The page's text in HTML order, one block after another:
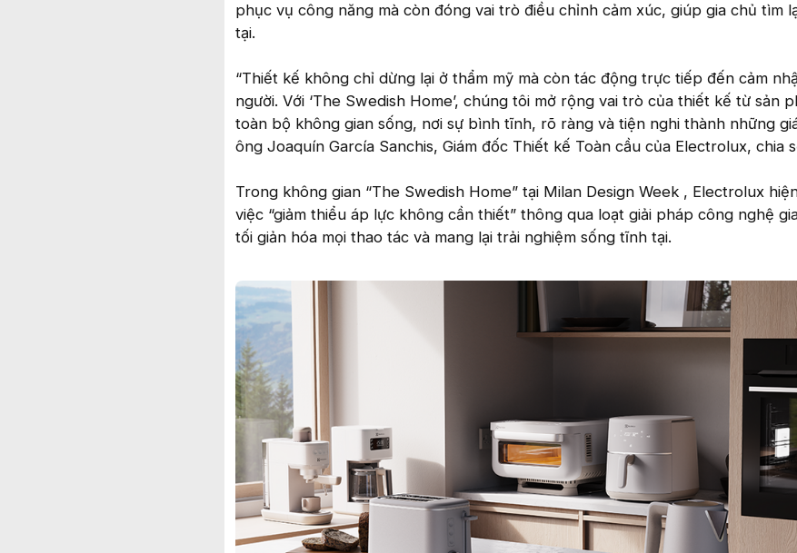
phục vụ công năng mà còn đóng vai trò điều chỉnh cảm xúc, giúp gia chủ tìm
tại.
“Thiết kế không chỉ dừng lại ở thẩm mỹ mà còn tác động trực tiếp đến cảm
người. Với ‘The Swedish Home’, chúng tôi mở rộng vai trò của thiết kế từ sản
toàn bộ không gian sống, nơi sự bình tĩnh, rõ ràng và tiện nghi thành những
ông Joaquín García Sanchis, Giám đốc Thiết kế Toàn cầu của Electrolux, chia
Trong không gian “The Swedish Home” tại Milan Design Week , Electrolux
việc “giảm thiểu áp lực không cần thiết” thông qua loạt giải pháp công nghệ
tối giản hóa mọi thao tác và mang lại trải nghiệm sống tĩnh tại.